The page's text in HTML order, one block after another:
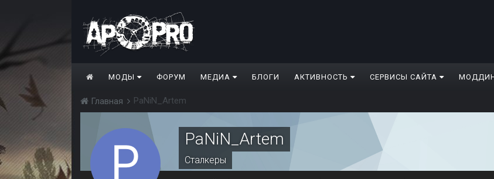
МОДЫ ФОРУМ МЕДИА БЛОГИ АКТИВНОСТЬ СЕРВИСЫ САЙТА
Главная PaNiN_Artem
PaNiN_Artem
Сталкеры